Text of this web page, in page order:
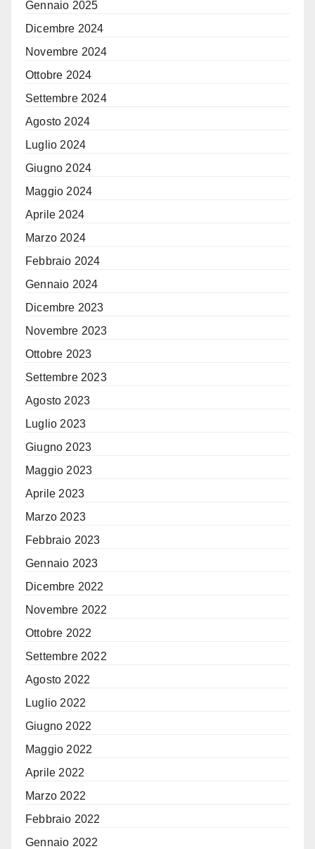
Gennaio 2025
Dicembre 2024
Novembre 2024
Ottobre 2024
Settembre 2024
Agosto 2024
Luglio 2024
Giugno 2024
Maggio 2024
Aprile 2024
Marzo 2024
Febbraio 2024
Gennaio 2024
Dicembre 2023
Novembre 2023
Ottobre 2023
Settembre 2023
Agosto 2023
Luglio 2023
Giugno 2023
Maggio 2023
Aprile 2023
Marzo 2023
Febbraio 2023
Gennaio 2023
Dicembre 2022
Novembre 2022
Ottobre 2022
Settembre 2022
Agosto 2022
Luglio 2022
Giugno 2022
Maggio 2022
Aprile 2022
Marzo 2022
Febbraio 2022
Gennaio 2022